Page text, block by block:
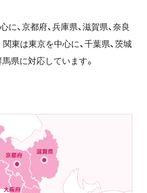
、京都府、兵庫県、滋賀県、奈良
東は東京を中心に、千葉県、茨城
馬県に対応しています。